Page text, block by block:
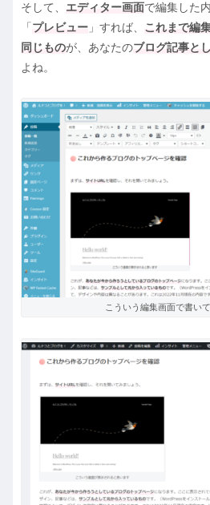
そして、 エディター画面で編集した
「 プレビュー 」すれば、 これまで編
同じものが、あなたのブログ記事と
よね。
こういう編集画面で書い